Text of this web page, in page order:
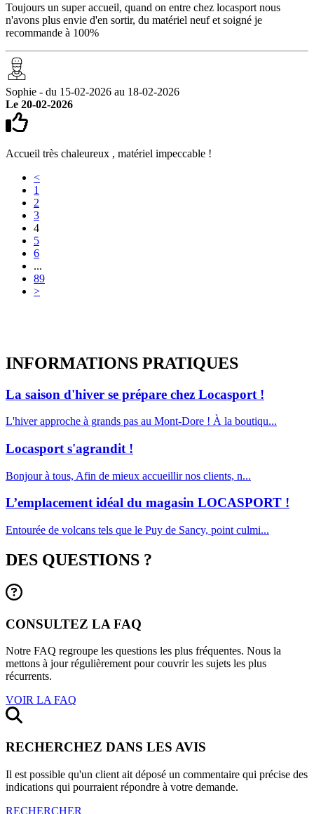
Toujours un super accueil, quand on entre chez locasport nous
n'avons plus envie d'en sortir, du matériel neuf et soigné je
recommande à 100%
Sophie - du 15-02-2026 au 18-02-2026
Le 20-02-2026
Accueil très chaleureux , matériel impeccable !
<
1
2
3
4
5
6
...
89
>
INFORMATIONS PRATIQUES
La saison d'hiver se prépare chez Locasport !
L'hiver approche à grands pas au Mont-Dore ! À la boutiqu...
Locasport s'agrandit !
Bonjour à tous, Afin de mieux accueillir nos clients, n...
L’emplacement idéal du magasin LOCASPORT !
Entourée de volcans tels que le Puy de Sancy, point culmi...
DES QUESTIONS ?
CONSULTEZ LA FAQ
Notre FAQ regroupe les questions les plus fréquentes. Nous la
mettons à jour régulièrement pour couvrir les sujets les plus
récurrents.
VOIR LA FAQ
RECHERCHEZ DANS LES AVIS
Il est possible qu'un client ait déposé un commentaire qui précise des
indications qui pourraient répondre à votre demande.
RECHERCHER